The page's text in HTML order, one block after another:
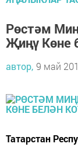
Рөстәм
Җиңү Көне
автор, 9 май
Татарстан